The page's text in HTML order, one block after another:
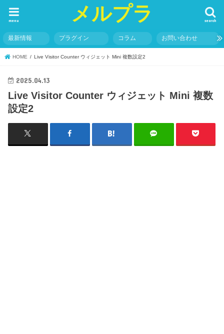
メルプラ search
menu
最新情報 プラグイン コラム お問い合わせ
HOME Live Visitor Counter ウィジェット Mini 複数設定2
2025.04.13
Live Visitor Counter ウィジェット Mini 複数
設定2